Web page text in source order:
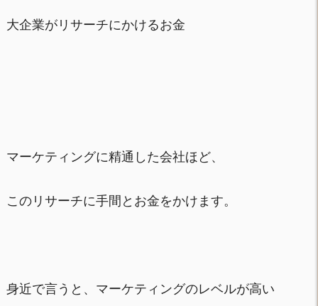
大企業がリサーチにかけるお金
マーケティングに精通した会社ほど、
このリサーチに手間とお金をかけます。
身近で言うと、マーケティングのレベルが高い